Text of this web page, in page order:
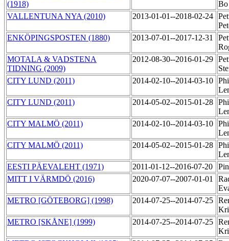
(1918)
VALLENTUNA NYA (2010)
2013-01-01--2018-02-24
ENKÖPINGSPOSTEN (1880)
2013-07-01--2017-12-31
MOTALA & VADSTENA
TIDNING (2009)
2012-08-30--2016-01-29
CITY LUND (2011)
2014-02-10--2014-03-10
CITY LUND (2011)
2014-05-02--2015-01-28
CITY MALMÖ (2011)
2014-02-10--2014-03-10
CITY MALMÖ (2011)
2014-05-02--2015-01-28
EESTI PÄEVALEHT (1971)
2011-01-12--2016-07-20
MITT I VÄRMDÖ (2016)
2020-07-07--2007-01-01
METRO [GÖTEBORG] (1998)
2014-07-25--2014-07-25
METRO [SKÅNE] (1999)
2014-07-25--2014-07-25